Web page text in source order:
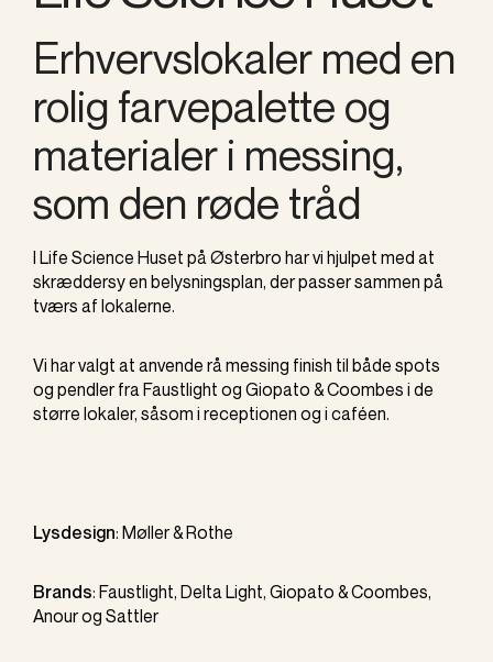
Erhvervslokaler med en
rolig farvepalette og
materialer i messing,
som den røde tråd
I Life Science Huset på Østerbro har vi hjulpet med at
skræddersy en belysningsplan, der passer sammen på
tværs af lokalerne.
Vi har valgt at anvende rå messing finish til både spots
og pendler fra Faustlight og Giopato & Coombes i de
større lokaler, såsom i receptionen og i caféen.
Lysdesign: Møller & Rothe
Brands: Faustlight, Delta Light, Giopato & Coombes,
Anour og Sattler